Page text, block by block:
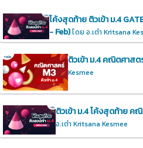
โค้งสุดท้าย ติวเข้า ม.4
- Feb)โดย อ.เต๋า Kritsana
ติวเข้า ม.4 คณิตศาสต
Kesmee
ติวเข้า ม.4 โค้งสุดท้าย ค
อ.เต๋า Kritsana Kesmee